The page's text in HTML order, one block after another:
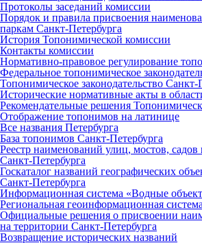
Протоколы заседаний комиссии
Порядок и правила присвоения
паркам Санкт‑Петербурга
История Топонимической комиссии
Контакты комиссии
Нормативно‑правовое регулирование
Федеральное топонимическое
Топонимическое законодательство
Исторические нормативные акты в
Рекомендательные решения
Отображение топонимов на латинице
Все названия Петербурга
База топонимов Санкт‑Петербурга
Реестр наименований улиц, мостов, садов
Санкт‑Петербурга
Госкаталог названий географических
Санкт‑Петербурга
Информационная система «Водные
Региональная геоинформационная
Официальные решения о присвоении
на территории Санкт‑Петербурга
Возвращение исторических названий